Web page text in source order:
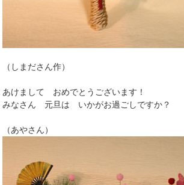
（しまださん作）
あけまして おめでとうございます！
みなさん 元旦は いかがお過ごしですか？
（あやさん）